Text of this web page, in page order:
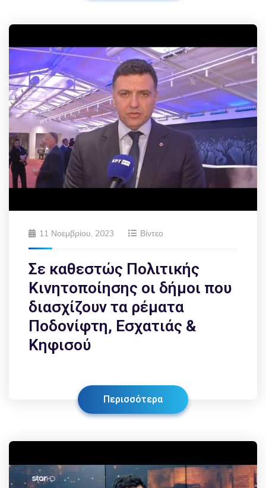
11 Νοεμβρίου, 2023 Βίντεο
Σε καθεστώς Πολιτικής
Κινητοποίησης οι δήμοι που
διασχίζουν τα ρέματα
Ποδονίφτη, Εσχατιάς &
Κηφισού
Περισσότερα